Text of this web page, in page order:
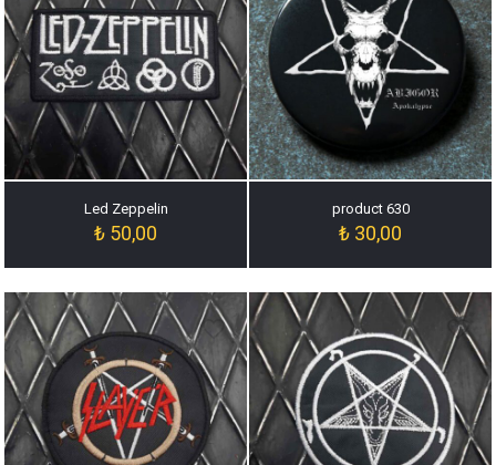
Led Zeppelin
₺ 50,00
product 630
₺ 30,00